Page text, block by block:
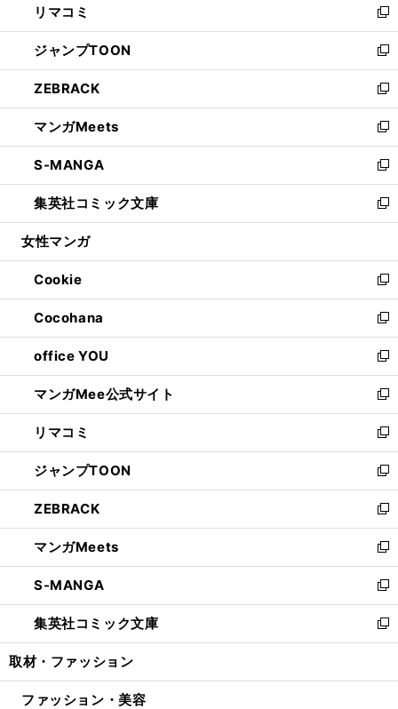
で
開
く
ド
ウ
で
開
く
ィ
ン
ド
ウ
で
開
く
い
ウ
ィ
ン
ド
ウ
で
開
く
リマコミ
新
し
い
ウ
ィ
ン
ド
ウ
で
開
く
ジャンプTOON
新
し
い
ウ
ィ
ン
ド
ウ
で
開
ZEBRACK
新
し
い
ウ
ィ
ン
ド
ウ
開
く
マンガMeets
新
し
い
ウ
ィ
ン
ウ
で
開
く
S-MANGA
新
し
い
ウ
ン
ド
ウ
で
開
く
集英社コミック文庫
新
し
ウ
ィ
ン
ド
ウ
で
開
く
女性マンガ
Cookie
新
し
い
ウ
ィ
ン
ド
ウ
で
開
く
Cocohana
新
し
い
ウ
ィ
ン
ド
ウ
で
開
く
office YOU
新
し
い
ウ
ィ
ン
ド
ウ
で
開
く
マンガMee公式サイト
新
し
い
ウ
ィ
ン
ド
ウ
で
開
く
リマコミ
新
し
い
ウ
ィ
ン
ド
ウ
で
開
く
ジャンプTOON
新
し
い
ウ
ィ
ン
ド
ウ
で
開
ZEBRACK
新
し
い
ウ
ィ
ン
ド
ウ
開
マンガMeets
新
し
い
ウ
ィ
ン
ウ
S-MANGA
新
し
い
ウ
ン
集英社コミック文庫
新
し
ウ
取材・ファッション
ファッション・美容